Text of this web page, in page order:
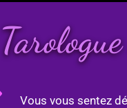
Vous vous sentez